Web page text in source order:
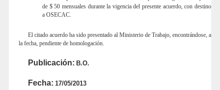
de $ 50 mensuales durante la vigencia del presente acuerdo, con destino
a OSECAC.
El citado acuerdo ha sido presentado al Ministerio de Trabajo, encontrándose, a
la fecha, pendiente de homologación.
Publicación: B.O.
Fecha: 17/05/2013